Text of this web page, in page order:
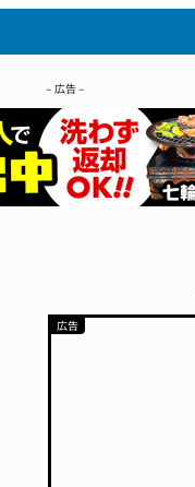
– 広告 –